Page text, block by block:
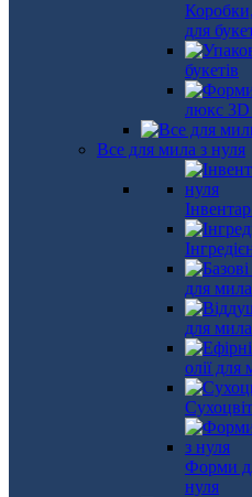
для
букетів
люкс 3D
Все для мила з нуля
для
для
олії для
Форми
нуля